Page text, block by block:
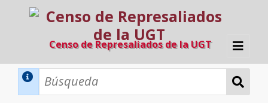
Censo de Represaliados de la UGT
Inicio